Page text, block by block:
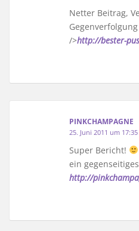
Netter Beitrag,
/>http://bester-
PINKCHAMPAGNE
25. Juni 2011 um
Super Bericht!
ein
http://